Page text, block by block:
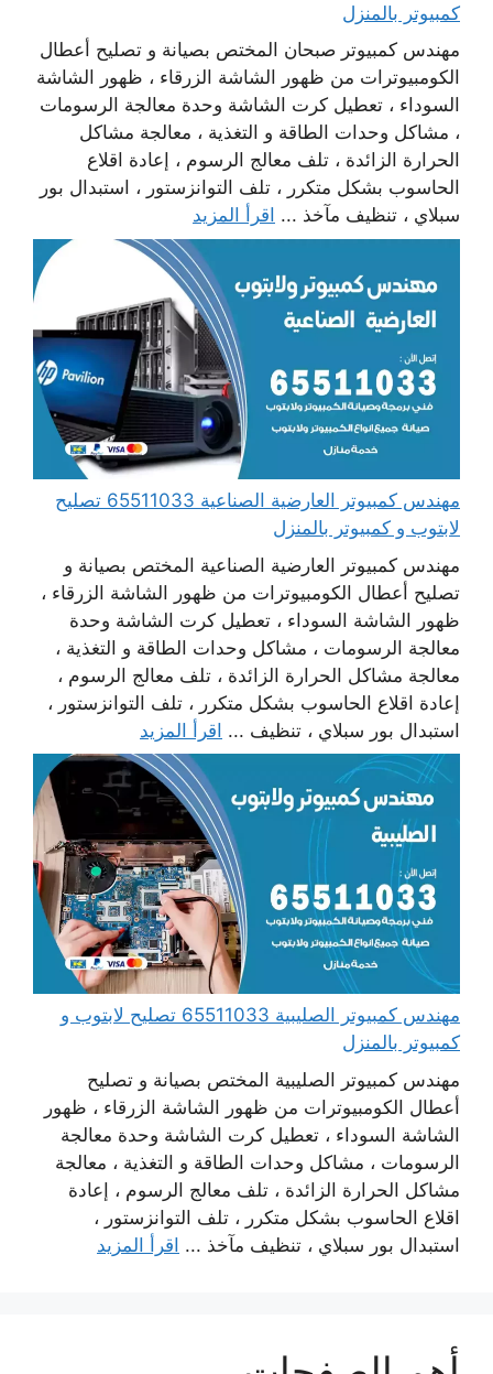
كمبيوتر بالمنزل
مهندس كمبيوتر صبحان المختص بصيانة و تصليح أعطال
الكومبيوترات من ظهور الشاشة الزرقاء ، ظهور الشاشة
السوداء ، تعطيل كرت الشاشة وحدة معالجة الرسومات
، مشاكل وحدات الطاقة و التغذية ، معالجة مشاكل
الحرارة الزائدة ، تلف معالج الرسوم ، إعادة اقلاع
الحاسوب بشكل متكرر ، تلف التوانزستور ، استبدال بور
سبلاي ، تنظيف مآخذ ... اقرأ المزيد
مهندس كمبيوتر العارضية الصناعية 65511033 تصليح
لابتوب و كمبيوتر بالمنزل
مهندس كمبيوتر العارضية الصناعية المختص بصيانة و
تصليح أعطال الكومبيوترات من ظهور الشاشة الزرقاء ،
ظهور الشاشة السوداء ، تعطيل كرت الشاشة وحدة
معالجة الرسومات ، مشاكل وحدات الطاقة و التغذية ،
معالجة مشاكل الحرارة الزائدة ، تلف معالج الرسوم ،
إعادة اقلاع الحاسوب بشكل متكرر ، تلف التوانزستور ،
استبدال بور سبلاي ، تنظيف ... اقرأ المزيد
مهندس كمبيوتر الصليبية 65511033 تصليح لابتوب و
كمبيوتر بالمنزل
مهندس كمبيوتر الصليبية المختص بصيانة و تصليح
أعطال الكومبيوترات من ظهور الشاشة الزرقاء ، ظهور
الشاشة السوداء ، تعطيل كرت الشاشة وحدة معالجة
الرسومات ، مشاكل وحدات الطاقة و التغذية ، معالجة
مشاكل الحرارة الزائدة ، تلف معالج الرسوم ، إعادة
اقلاع الحاسوب بشكل متكرر ، تلف التوانزستور ،
استبدال بور سبلاي ، تنظيف مآخذ ... اقرأ المزيد